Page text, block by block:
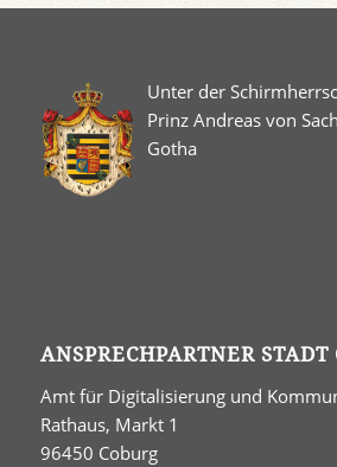
Unter der
Prinz Andreas von
Gotha
ANSPRECHPARTNER STADT
Amt für Digitalisierung und
Rathaus, Markt 1
96450 Coburg